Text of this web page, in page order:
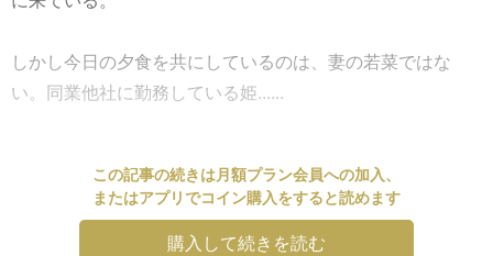
しかし今日の夕食を共にしているのは、妻の若菜ではな
い。同業他社に勤務している姫......
この記事の続きは月額プラン会員への加入、
またはアプリでコイン購入をすると読めます
購入して続きを読む